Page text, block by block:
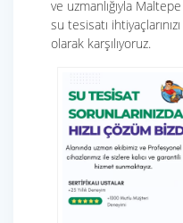
ve uzmanlığıyla
su tesisatı ihtiyaçlarınızı
olarak karşılıyoruz.